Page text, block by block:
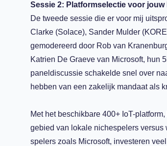
Sessie 2: Platformselectie voor jouw
De tweede sessie die er voor mij
Clarke (Solace), Sander Mulder
gemodereerd door Rob van
Katrien De Graeve van Microsoft, hun
paneldiscussie schakelde snel over
hebben van een zakelijk mandaat als
Met het beschikbare 400+ IoT-
gebied van lokale nichespelers
spelers zoals Microsoft, investeren